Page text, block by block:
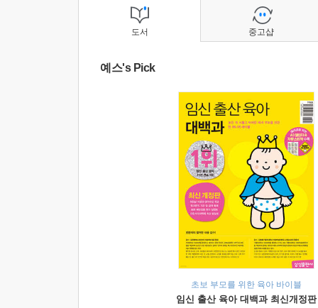
도서
예스's Pick
초보 부모를 위한 육아 바이블
임신 출산 육아 대백과 최신개정판
중고샵